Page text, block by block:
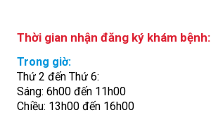
Thời gian nhận đăng ký khám bệnh:
Trong giờ:
Thứ 2 đến Thứ 6:
Sáng: 6h00 đến 11h00
Chiều: 13h00 đến 16h00